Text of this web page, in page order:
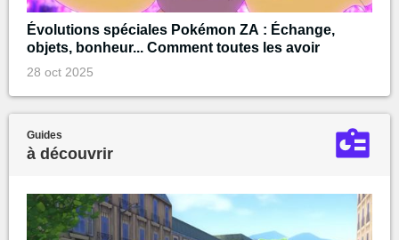
Évolutions spéciales Pokémon ZA : Échange,
objets, bonheur... Comment toutes les avoir
28 oct 2025
Guides
à découvrir